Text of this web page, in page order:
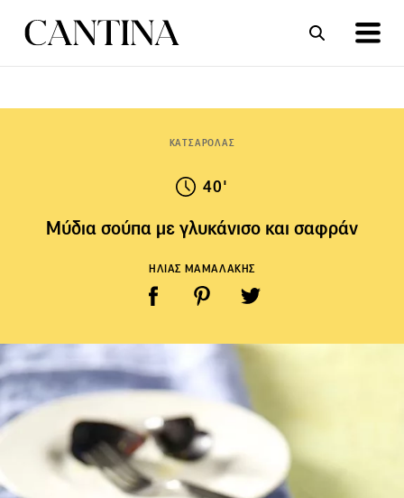
ΚΑΤΣΑΡΟΛΑΣ
40'
Μύδια σούπα με γλυκάνισο και σαφράν
ΗΛΙΑΣ ΜΑΜΑΛΑΚΗΣ